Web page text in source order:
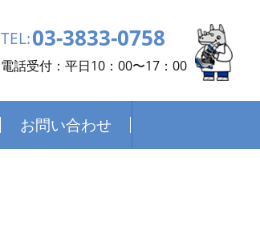
TEL:03-3833-0758
電話受付：平日10：00〜17：00
お問い合わせ